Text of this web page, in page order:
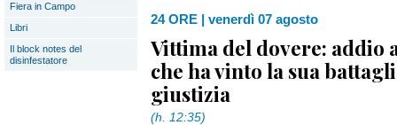
Fiera in Campo
Libri
Il block notes del
disinfestatore
24 ORE | venerdì 07 agosto
Vittima del dovere: addio
che ha vinto la sua
giustizia
(h. 12:35)